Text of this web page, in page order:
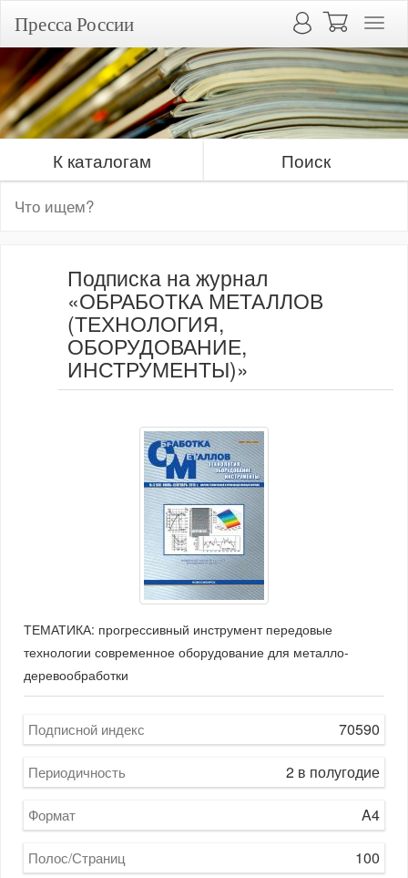
Пресса России
К каталогам Поиск
Подписка на журнал
«ОБРАБОТКА МЕТАЛЛОВ
(ТЕХНОЛОГИЯ,
ОБОРУДОВАНИЕ,
ИНСТРУМЕНТЫ)»
ТЕМАТИКА: прогрессивный инструмент передовые
технологии современное оборудование для металло-
деревообработки
Подписной индекс 70590
Периодичность 2 в полугодие
Формат A4
Полос/Страниц 100